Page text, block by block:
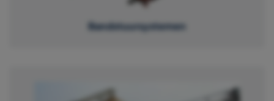
Bandstuursystemen